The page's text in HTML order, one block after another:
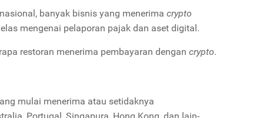
banyak bisnis yang menerima crypto
mengenai pelaporan pajak dan aset digital.
restoran menerima pembayaran dengan crypto.
mulai menerima atau setidaknya